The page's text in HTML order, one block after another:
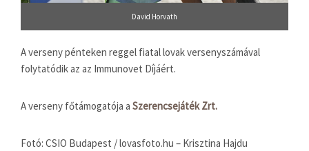
David Horvath
A verseny pénteken reggel fiatal lovak versenyszámával
folytatódik az az Immunovet Díjáért.
A verseny főtámogatója a Szerencsejáték Zrt.
Fotó: CSIO Budapest / lovasfoto.hu – Krisztina Hajdu